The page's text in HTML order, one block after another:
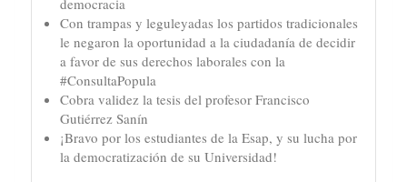
democracia
Con trampas y leguleyadas los partidos tradicionales
le negaron la oportunidad a la ciudadanía de decidir
a favor de sus derechos laborales con la
#ConsultaPopula
Cobra validez la tesis del profesor Francisco
Gutiérrez Sanín
¡Bravo por los estudiantes de la Esap, y su lucha por
la democratización de su Universidad!